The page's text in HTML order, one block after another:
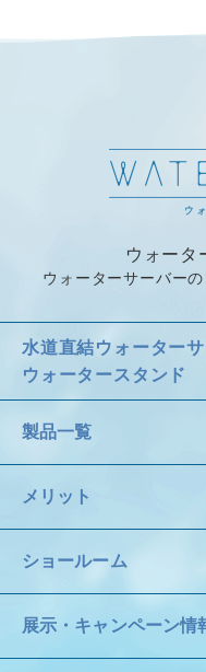
ウォータ
ウォーターサーバー
水道直結ウォーター
ウォータースタンド
製品一覧
メリット
ショールーム
展示・キャンペーン情